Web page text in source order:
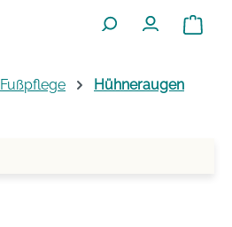
Fußpflege Hühneraugen